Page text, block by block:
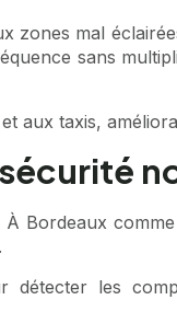
mal
sans
aux taxis,
Bordeaux
détecter les